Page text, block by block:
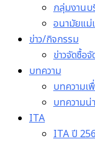
กลุ่มงานบ
อนามัยแม่
ข่าว/กิจกรรม
ข่าวจัดซื้อ
บทความ
บทความเ
บทความน่
ITA
ITA ปี